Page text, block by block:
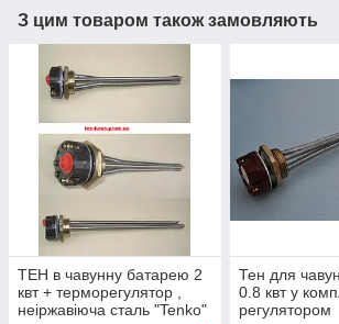
З цим товаром також замовляють
ТЕН в чавунну батарею 2
квт + терморегулятор ,
неіржавіюча сталь "Tenko"
Тен для
0.8 квт у
регулятором